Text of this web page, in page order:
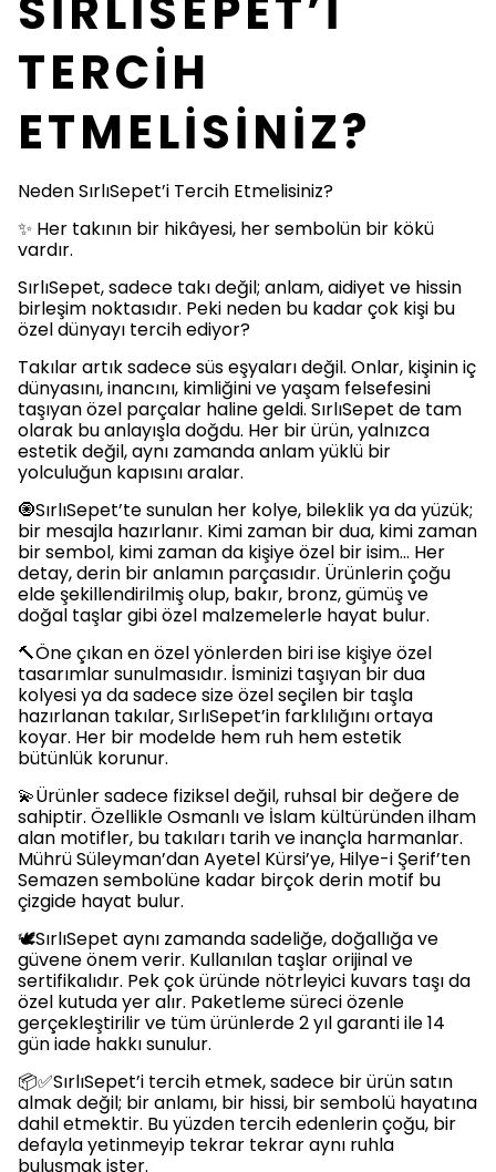
TERCİH
ETMELİSİNİZ?
Neden SırlıSepet’i Tercih Etmelisiniz?
✨ Her takının bir hikâyesi, her sembolün bir kökü
vardır.
SırlıSepet, sadece takı değil; anlam, aidiyet ve hissin
birleşim noktasıdır. Peki neden bu kadar çok kişi bu
özel dünyayı tercih ediyor?
Takılar artık sadece süs eşyaları değil. Onlar, kişinin iç
dünyasını, inancını, kimliğini ve yaşam felsefesini
taşıyan özel parçalar haline geldi. SırlıSepet de tam
olarak bu anlayışla doğdu. Her bir ürün, yalnızca
estetik değil, aynı zamanda anlam yüklü bir
yolculuğun kapısını aralar.
🧿SırlıSepet’te sunulan her kolye, bileklik ya da yüzük;
bir mesajla hazırlanır. Kimi zaman bir dua, kimi zaman
bir sembol, kimi zaman da kişiye özel bir isim… Her
detay, derin bir anlamın parçasıdır. Ürünlerin çoğu
elde şekillendirilmiş olup, bakır, bronz, gümüş ve
doğal taşlar gibi özel malzemelerle hayat bulur.
🔨Öne çıkan en özel yönlerden biri ise kişiye özel
tasarımlar sunulmasıdır. İsminizi taşıyan bir dua
kolyesi ya da sadece size özel seçilen bir taşla
hazırlanan takılar, SırlıSepet’in farklılığını ortaya
koyar. Her bir modelde hem ruh hem estetik
bütünlük korunur.
💫Ürünler sadece fiziksel değil, ruhsal bir değere de
sahiptir. Özellikle Osmanlı ve İslam kültüründen ilham
alan motifler, bu takıları tarih ve inançla harmanlar.
Mührü Süleyman’dan Ayetel Kürsi’ye, Hilye-i Şerif’ten
Semazen sembolüne kadar birçok derin motif bu
çizgide hayat bulur.
🕊️SırlıSepet aynı zamanda sadeliğe, doğallığa ve
güvene önem verir. Kullanılan taşlar orijinal ve
sertifikalıdır. Pek çok üründe nötrleyici kuvars taşı da
özel kutuda yer alır. Paketleme süreci özenle
gerçekleştirilir ve tüm ürünlerde 2 yıl garanti ile 14
gün iade hakkı sunulur.
📦✅SırlıSepet’i tercih etmek, sadece bir ürün satın
almak değil; bir anlamı, bir hissi, bir sembolü hayatına
dahil etmektir. Bu yüzden tercih edenlerin çoğu, bir
defayla yetinmeyip tekrar tekrar aynı ruhla
buluşmak ister.